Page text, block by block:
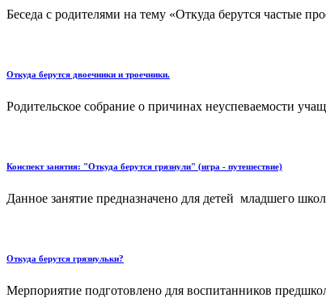
Беседа с родителями на тему «Откуда берутся частые
Откуда берутся двоечники и троечники.
Родительское собрание о причинах неуспеваемости
Конспект занятия: "Откуда берутся грязнули" (игра - путешествие)
Данное занятие предназначено для детей младшего
Откуда берутся грязнульки?
Мерпориятие подготовлено для воспитанников